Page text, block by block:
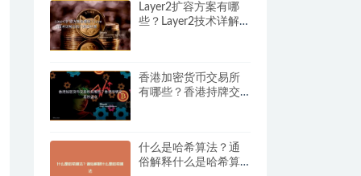
Layer2扩容方案有哪
些？Layer2技术详解与
香港加密货币交易所
有哪些？香港持牌交
什么是哈希算法？通
俗解释什么是哈希算